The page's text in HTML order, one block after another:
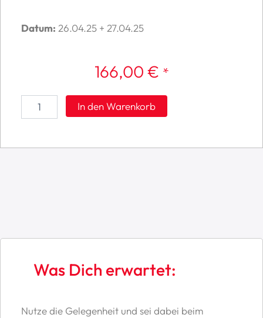
Datum: 26.04.25 + 27.04.25
166,00 € *
International
Weekend
12h)
In den Warenkorb
Was Dich erwartet:
Nutze die Gelegenheit und sei dabei beim